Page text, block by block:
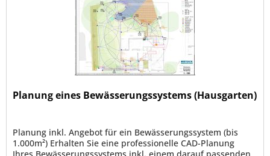
Planung eines Bewässerungssystems (Hausgarten)
Planung inkl. Angebot für ein Bewässerungssystem (bis
1.000m²) Erhalten Sie eine professionelle CAD-Planung